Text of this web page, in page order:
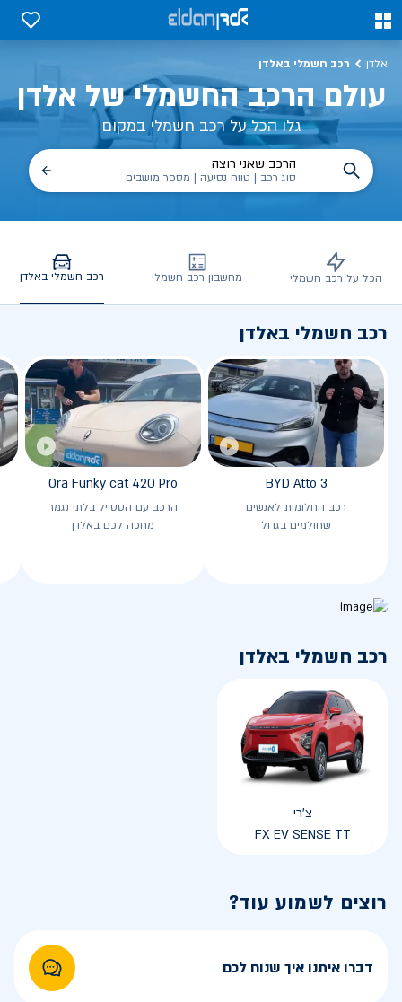
0
0
אלדן רכב חשמלי באלדן
עולם הרכב החשמלי של אלדן
גלו הכל על רכב חשמלי במקום
הרכב שאני רוצה
סוג רכב | טווח נסיעה | מספר מושבים
הכל על רכב חשמלי מחשבון רכב חשמלי רכב חשמלי באלדן
רכב חשמלי באלדן
BYD Atto 3
רכב החלומות לאנשים
שחולמים בגדול
Ora Funky cat 420 Pro
הרכב עם הסטייל בלתי נגמר
מחכה לכם באלדן
רכב חשמלי באלדן
צ'רי
FX EV SENSE TT
רוצים לשמוע עוד?
דברו איתנו איך שנוח לכם
רכב חשמלי באלדן – דגמים, השוואות, פנלים